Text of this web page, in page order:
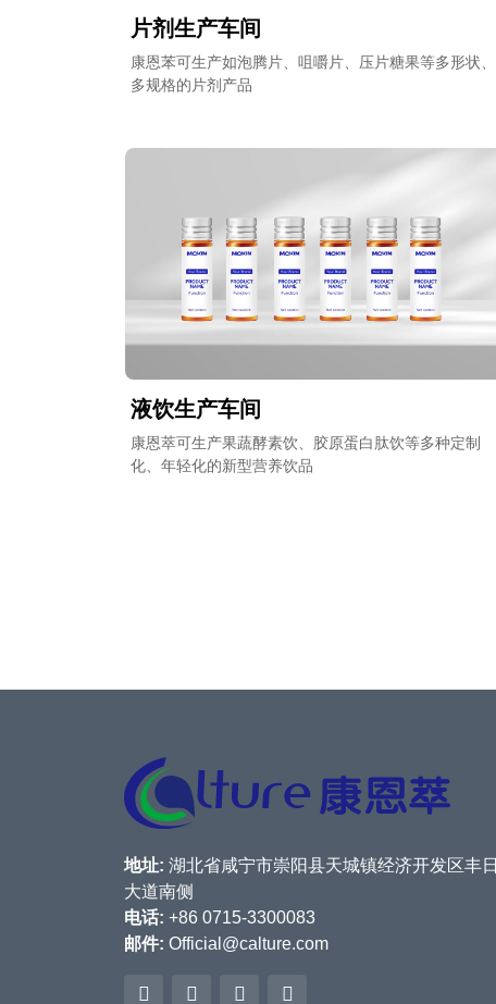
片剂生产车间
康恩苯可生产如泡腾片、咀嚼片、压片糖果等多形状、
多规格的片剂产品
液饮生产车间
康恩萃可生产果蔬酵素饮、胶原蛋白肽饮等多种定制
化、年轻化的新型营养饮品
地址: 湖北省咸宁市崇阳县天城镇经济开发区丰日
大道南侧
电话: +86 0715-3300083
邮件: Official@calture.com